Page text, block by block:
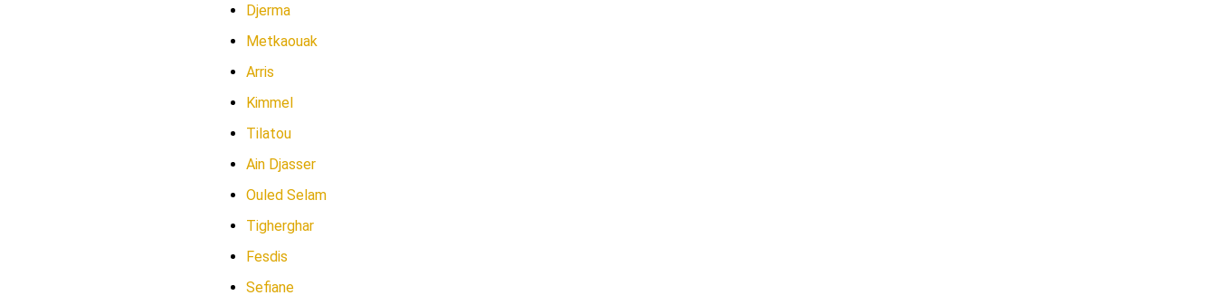
Djerma
Metkaouak
Arris
Kimmel
Tilatou
Ain Djasser
Ouled Selam
Tigherghar
Fesdis
Sefiane